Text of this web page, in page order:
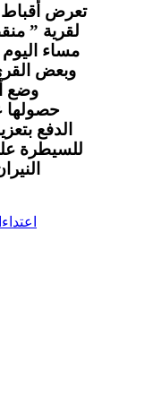
تعرض أقباط
لقرية ”
مساء
وبعض
وضع
حصولها
الدفع
للسيطرة